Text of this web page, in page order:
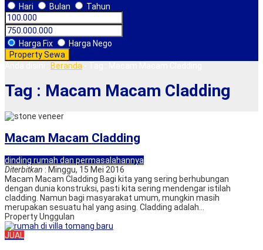
Hari Bulan Tahun
Harga Fix
Harga Nego
Property Sewa
Beranda
Tag : Macam Macam Cladding
Macam Macam Cladding
dinding rumah dan permasalahannya
Diterbitkan : Minggu, 15 Mei 2016
Macam Macam Cladding Bagi kita yang sering berhubungan
dengan dunia konstruksi, pasti kita sering mendengar istilah
cladding. Namun bagi masyarakat umum, mungkin masih
merupakan sesuatu hal yang asing. Cladding adalah...
Property Unggulan
JUAL